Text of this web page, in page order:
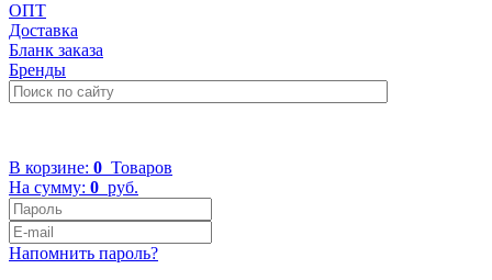
ОПТ
Доставка
Бланк заказа
Бренды
В корзине: 0 Товаров
На сумму: 0 руб.
Напомнить пароль?